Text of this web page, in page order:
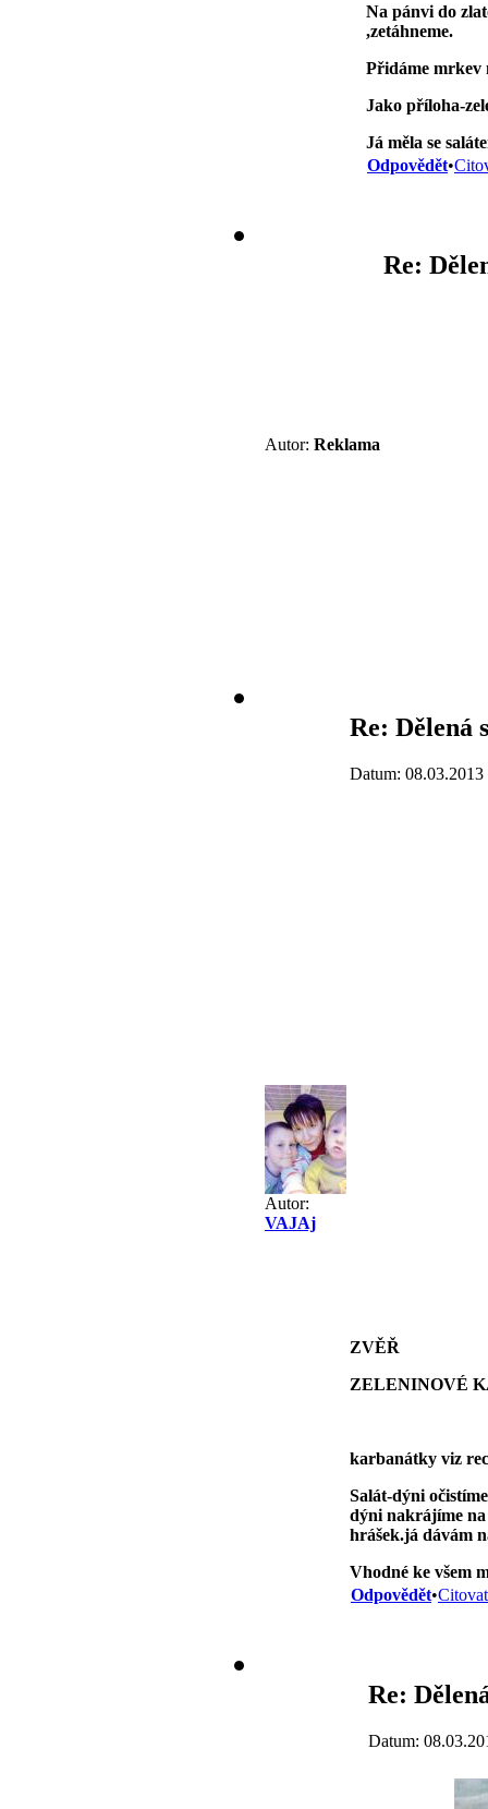
Na pánvi do
,zetáhneme.
Přidáme mrkev
Jako příloha-
Já měla se
Odpovědět•
Autor: Reklama
Re:
Autor:
VAJAj
Re: Dělená
Datum: 08.03.2013
ZVĚŘ
ZELENINOVÉ
karbanátky viz
Salát-dýni
dýni nakrájíme na
hrášek.já dávám
Vhodné ke všem
Odpovědět•Citovat
Re:
Datum: